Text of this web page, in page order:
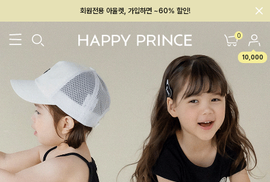
회원전용 아울렛, 가입하면 ~60% 할인!
멤버십 최대 28,000원 혜택 0
10,000
26SS 신상 BEST BABY[6~12M] 아우터/상의 하의/레깅스